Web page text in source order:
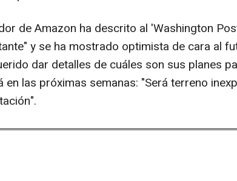
de Amazon ha descrito al 'Washington
y se ha mostrado optimista de cara al
dar detalles de cuáles son sus planes
en las próximas semanas: "Será terreno